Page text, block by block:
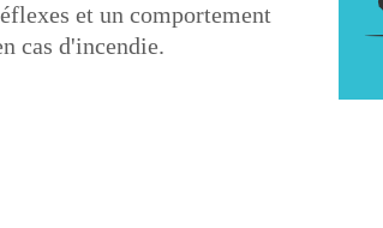
et un comportement
cas d'incendie.